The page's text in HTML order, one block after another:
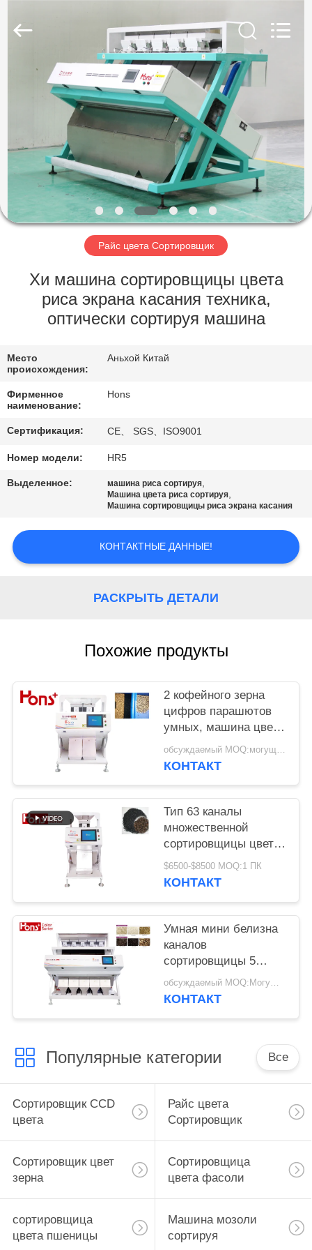
ДОМ
ПРОДУКТЫ
О
НАС
ПУТЕШЕСТВИЕ
ФАБРИКИ
ПРОВЕРКА
КАЧЕСТВА
СВЯЖИТЕСЬ
МЫ
СПРОСИТЕ
ЦИТАТУ
КАРТА
PRIVACY
tech
Co.,Ltd.
Райс цвета Сортировщик
Хи машина сортировщицы цвета
риса экрана касания техника,
оптически сортируя машина
Место
происхождения:
Аньхой Китай
Фирменное
наименование:
Hons
Сертификация: CE、 SGS、ISO9001
Номер модели: HR5
Выделенное: машина риса сортируя,
Машина цвета риса сортируя,
Машина сортировщицы риса экрана касания
КОНТАКТНЫЕ ДАННЫЕ!
РАСКРЫТЬ ДЕТАЛИ
Похожие продукты
2 кофейного зерна
цифров парашютов
умных, машина цвета
арахиса сортируя
обсуждаемый MOQ:могущий быть предметом переговоров
КОНТАКТ
Тип 63 каналы
множественной
сортировщицы цвета
сезама CCD 5400
пикселов функции
$6500-$8500 MOQ:1 ПК
КОНТАКТ
Умная мини белизна
каналов
сортировщицы 5
цвета риса
обсуждаемый MOQ:Могущий быть предметом переговоров
КОНТАКТ
Популярные категории Все
Сортировщик CCD
цвета
Райс цвета
Сортировщик
Сортировщик цвет
зерна
Сортировщица
цвета фасоли
сортировщица
цвета пшеницы
Машина мозоли
сортируя